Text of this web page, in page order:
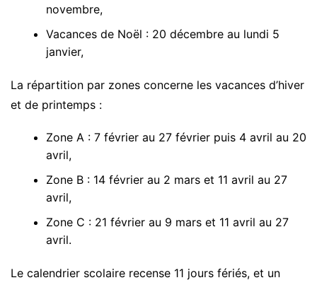
novembre,
Vacances de Noël : 20 décembre au lundi 5
janvier,
La répartition par zones concerne les vacances d’hiver
et de printemps :
Zone A : 7 février au 27 février puis 4 avril au 20
avril,
Zone B : 14 février au 2 mars et 11 avril au 27
avril,
Zone C : 21 février au 9 mars et 11 avril au 27
avril.
Le calendrier scolaire recense 11 jours fériés, et un